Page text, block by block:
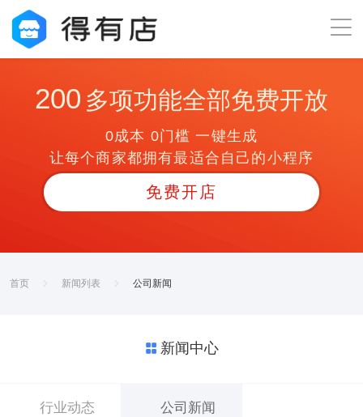
200 多项功能全部免费开放
0成本 0门槛 一键生成
让每个商家都拥有最适合自己的小程序
免费开店
首页 新闻列表 公司新闻
新闻中心
行业动态 公司新闻